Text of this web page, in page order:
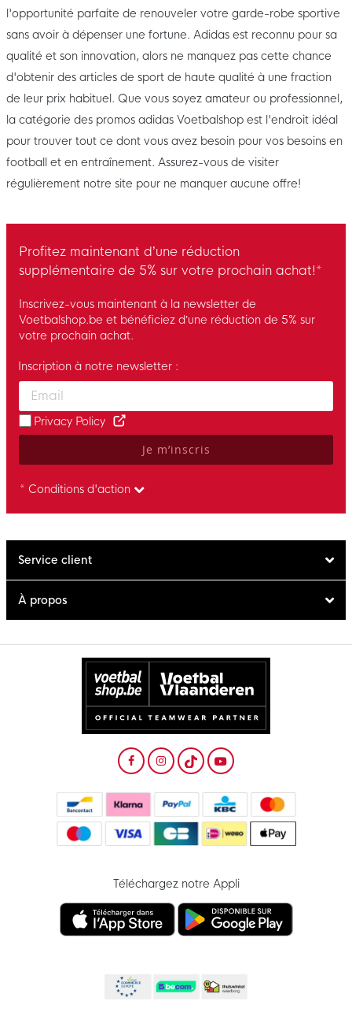
l'opportunité parfaite de renouveler votre garde-robe sportive
sans avoir à dépenser une fortune. Adidas est reconnu pour sa
qualité et son innovation, alors ne manquez pas cette chance
d'obtenir des articles de sport de haute qualité à une fraction
de leur prix habituel. Que vous soyez amateur ou professionnel,
la catégorie des promos adidas Voetbalshop est l'endroit idéal
pour trouver tout ce dont vous avez besoin pour vos besoins en
football et en entraînement. Assurez-vous de visiter
régulièrement notre site pour ne manquer aucune offre!
Profitez maintenant d’une réduction
supplémentaire de 5% sur votre prochain achat!*
Inscrivez-vous maintenant à la newsletter de
Voetbalshop.be et bénéficiez d’une réduction de 5% sur
votre prochain achat.
Enter your email and accept the privacy policy to subscribe to
Inscription à notre newsletter :
Privacy Policy
Je m’inscris
* Conditions d'action
Service client
À propos
Téléchargez notre Appli